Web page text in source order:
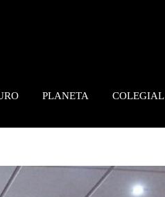
PLANETA COLEGIAL